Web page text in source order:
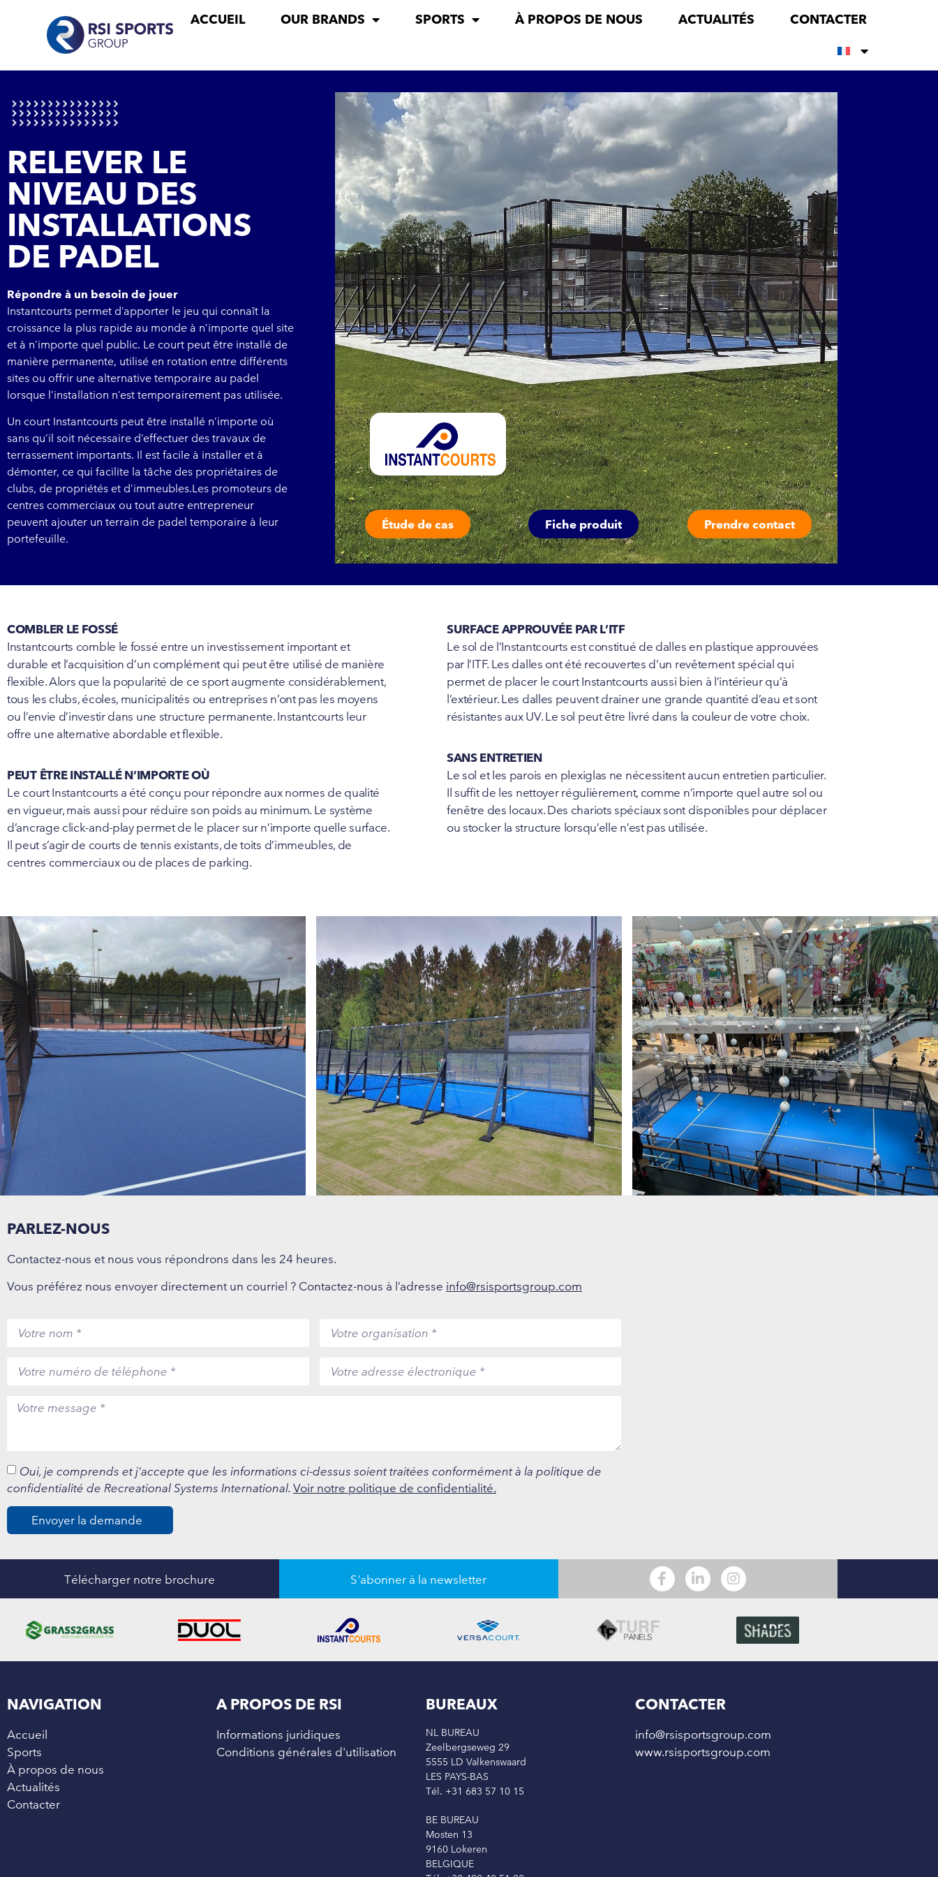
ACCUEIL OUR BRANDS SPORTS À PROPOS DE NOUS ACTUALITÉS CONTACTER
RELEVER LE
NIVEAU DES
INSTALLATIONS
DE PADEL
Répondre à un besoin de jouer
Instantcourts permet d’apporter le jeu qui connaît la
croissance la plus rapide au monde à n’importe quel site
et à n’importe quel public. Le court peut être installé de
manière permanente, utilisé en rotation entre différents
sites ou offrir une alternative temporaire au padel
lorsque l’installation n’est temporairement pas utilisée.
Un court Instantcourts peut être installé n’importe où
sans qu’il soit nécessaire d’effectuer des travaux de
terrassement importants. Il est facile à installer et à
démonter, ce qui facilite la tâche des propriétaires de
clubs, de propriétés et d’immeubles.Les promoteurs de
centres commerciaux ou tout autre entrepreneur
peuvent ajouter un terrain de padel temporaire à leur
portefeuille.
Étude de cas Fiche produit Prendre contact
COMBLER LE FOSSÉ
Instantcourts comble le fossé entre un investissement important et
durable et l’acquisition d’un complément qui peut être utilisé de manière
flexible. Alors que la popularité de ce sport augmente considérablement,
tous les clubs, écoles, municipalités ou entreprises n’ont pas les moyens
ou l’envie d’investir dans une structure permanente. Instantcourts leur
offre une alternative abordable et flexible.
PEUT ÊTRE INSTALLÉ N’IMPORTE OÙ
Le court Instantcourts a été conçu pour répondre aux normes de qualité
en vigueur, mais aussi pour réduire son poids au minimum. Le système
d’ancrage click-and-play permet de le placer sur n’importe quelle surface.
Il peut s’agir de courts de tennis existants, de toits d’immeubles, de
centres commerciaux ou de places de parking.
SURFACE APPROUVÉE PAR L’ITF
Le sol de l’Instantcourts est constitué de dalles en plastique approuvées
par l’ITF. Les dalles ont été recouvertes d’un revêtement spécial qui
permet de placer le court Instantcourts aussi bien à l’intérieur qu’à
l’extérieur. Les dalles peuvent drainer une grande quantité d’eau et sont
résistantes aux UV. Le sol peut être livré dans la couleur de votre choix.
SANS ENTRETIEN
Le sol et les parois en plexiglas ne nécessitent aucun entretien particulier.
Il suffit de les nettoyer régulièrement, comme n’importe quel autre sol ou
fenêtre des locaux. Des chariots spéciaux sont disponibles pour déplacer
ou stocker la structure lorsqu’elle n’est pas utilisée.
PARLEZ-NOUS
Contactez-nous et nous vous répondrons dans les 24 heures.
Vous préférez nous envoyer directement un courriel ? Contactez-nous à l’adresse info@rsisportsgroup.com
Oui, je comprends et j'accepte que les informations ci-dessus soient traitées conformément à la politique de
confidentialité de Recreational Systems International. Voir notre politique de confidentialité.
Envoyer la demande
Télécharger notre brochure S'abonner à la newsletter
NAVIGATION
Accueil
Sports
À propos de nous
Actualités
Contacter
A PROPOS DE RSI
Informations juridiques
Conditions générales d'utilisation
BUREAUX
NL BUREAU
Zeelbergseweg 29
5555 LD Valkenswaard
LES PAYS-BAS
Tél. +31 683 57 10 15
BE BUREAU
Mosten 13
9160 Lokeren
BELGIQUE
CONTACTER
info@rsisportsgroup.com
www.rsisportsgroup.com